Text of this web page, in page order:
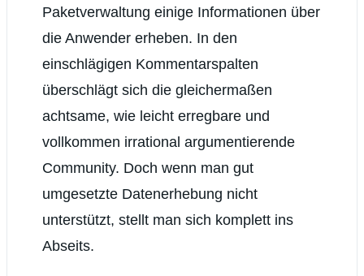
Paketverwaltung einige Informationen über
die Anwender erheben. In den
einschlägigen Kommentarspalten
überschlägt sich die gleichermaßen
achtsame, wie leicht erregbare und
vollkommen irrational argumentierende
Community. Doch wenn man gut
umgesetzte Datenerhebung nicht
unterstützt, stellt man sich komplett ins
Abseits.